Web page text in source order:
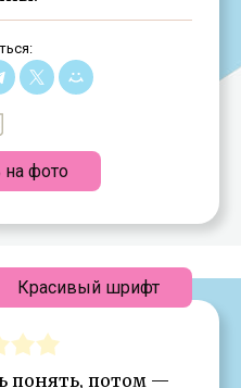
на фото
понять, потом —
Красивый шрифт